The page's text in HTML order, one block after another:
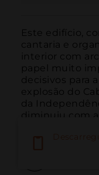
Este edifício,
cantaria e
interior com
papel muito
decisivos para
explosão do
da
diminuiu com a